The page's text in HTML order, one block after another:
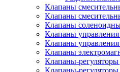
Клапаны
Клапаны
Клапаны
Клапаны
Клапаны
Клапаны
Клапаны-регуляторы